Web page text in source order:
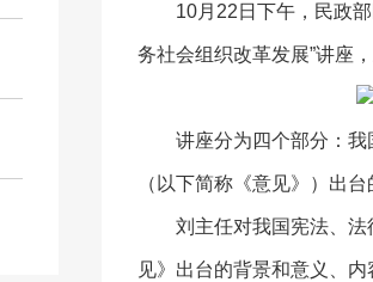
10月22日下午，民政
务社会组织改革发展”讲座
讲座分为四个部分：我
（以下简称《意见》）出
刘主任对我国宪法、
见》出台的背景和意义、